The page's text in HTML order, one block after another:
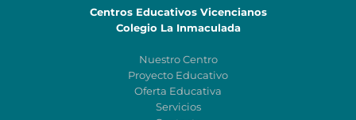
Centros Educativos Vicencianos
Colegio La Inmaculada
Nuestro Centro
Proyecto Educativo
Oferta Educativa
Servicios